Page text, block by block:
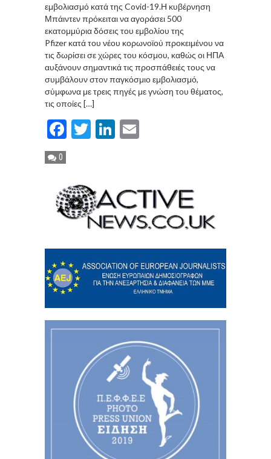
εμβολιασμό κατά της Covid-19.Η κυβέρνηση
Μπάιντεν πρόκειται να αγοράσει 500
εκατομμύρια δόσεις του εμβολίου της
Pfizer κατά του νέου κορωνοϊού προκειμένου να
τις δωρίσει σε χώρες του κόσμου, καθώς οι ΗΠΑ
αυξάνουν σημαντικά τις προσπάθειές τους να
συμβάλουν στον παγκόσμιο εμβολιασμό,
σύμφωνα με τρεις πηγές με γνώση του θέματος,
τις οποίες […]
Facebook
TwitterLinkedIn
0